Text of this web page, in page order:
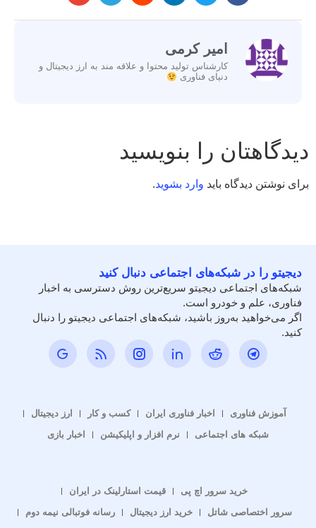
امیر کرمی
کارشناس تولید محتوا و علاقه مند به ارز دیجیتال و
دنیای فناوری
دیدگاهتان را بنویسید
برای نوشتن دیدگاه باید وارد بشوید.
دیجیتو را در شبکه‌های اجتماعی دنبال کنید
شبکه‌های اجتماعی دیجیتو سریع‌ترین روش دسترسی به اخبار
فناوری، علم و خودرو است.
اگر می‌خواهید به‌روز باشید، شبکه‌های اجتماعی دیجیتو را دنبال
کنید.
آموزش فناوری اخبار فناوری ایران کسب و کار
ارز دیجیتال
شبکه های اجتماعی
نرم افزار و اپلیکیشن اخبار بازی
خرید سرور اچ پی
قیمت استارلینک در ایران
سرور اختصاصی شاتل
خرید ارز دیجیتال رسانه فوتبالی نیمه دوم